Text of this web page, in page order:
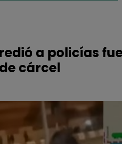
a policías
cárcel